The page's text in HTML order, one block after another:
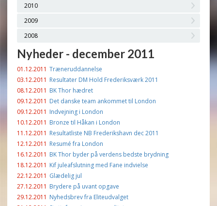
2010
2009
2008
Nyheder - december 2011
01.12.2011 Træneruddannelse
03.12.2011 Resultater DM Hold Frederiksværk 2011
08.12.2011 BK Thor hædret
09.12.2011 Det danske team ankommet til London
09.12.2011 Indvejning i London
10.12.2011 Bronze til Håkan i London
11.12.2011 Resultatliste NB Frederikshavn dec 2011
12.12.2011 Resumé fra London
16.12.2011 BK Thor byder på verdens bedste brydning
18.12.2011 Kif juleafslutning med Fane indvielse
22.12.2011 Glædelig jul
27.12.2011 Brydere på uvant opgave
29.12.2011 Nyhedsbrev fra Eliteudvalget